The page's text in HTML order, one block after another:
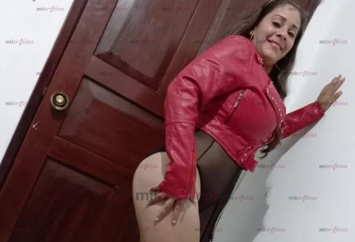
Favoritos
Pronto
podrás
registrarte
y
guardar